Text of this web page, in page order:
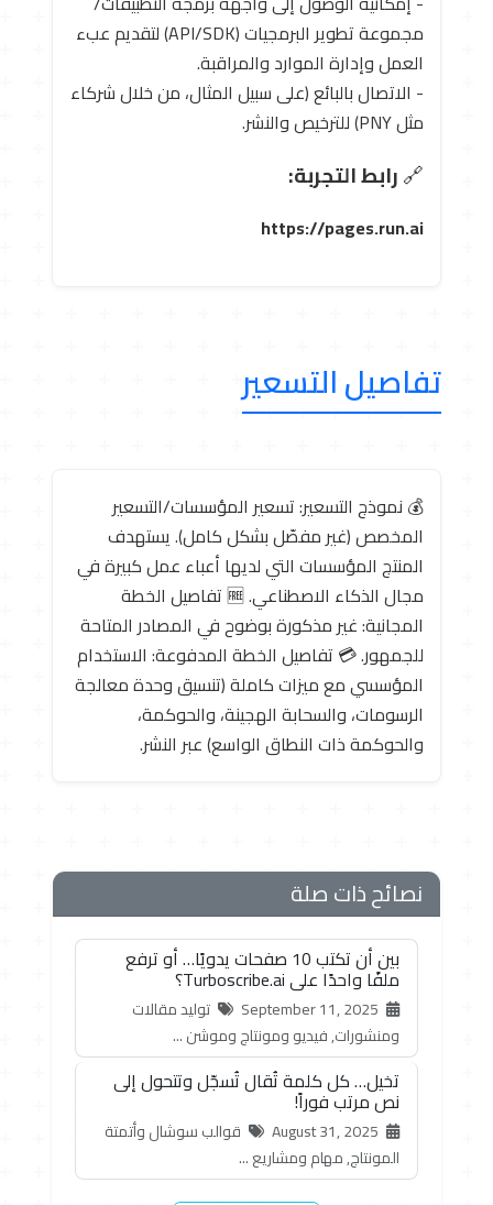
مجموعة تطوير البرمجيات (API/SDK) لتقديم عبء
العمل وإدارة الموارد والمراقبة.
- الاتصال بالبائع (على سبيل المثال، من خلال شركاء
مثل PNY) للترخيص والنشر.
🔗رابط التجربة:
https://pages.run.ai
تفاصيل التسعير
💰 نموذج التسعير: تسعير المؤسسات/التسعير
المخصص (غير مفصّل بشكل كامل). يستهدف
المنتج المؤسسات التي لديها أعباء عمل كبيرة في
مجال الذكاء الاصطناعي. 🆓 تفاصيل الخطة
المجانية: غير مذكورة بوضوح في المصادر المتاحة
للجمهور. 💳 تفاصيل الخطة المدفوعة: الاستخدام
المؤسسي مع ميزات كاملة (تنسيق وحدة معالجة
الرسومات، والسحابة الهجينة، والحوكمة،
والحوكمة ذات النطاق الواسع) عبر النشر.
نصائح ذات صلة
بين أن تكتب 10 صفحات يدويًا… أو ترفع
ملفًا واحدًا على Turboscribe.ai؟
توليد مقالات
ومنشورات, فيديو ومونتاج وموشن ...
تخيل… كل كلمة تُقال تُسجّل وتتحول إلى
نص مرتب فوراً!
قوالب سوشال وأتمتة
المونتاج, مهام ومشاريع ...